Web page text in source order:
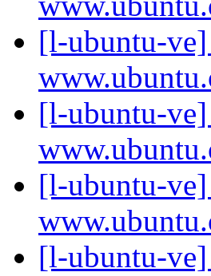
[l-ubuntu-ve]
[l-ubuntu-ve]
[l-ubuntu-ve]
[l-ubuntu-ve]